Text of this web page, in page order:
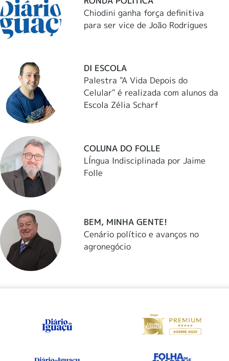
Chiodini ganha força definitiva
para ser vice de João Rodrigues
DI ESCOLA
Palestra "A Vida Depois do
Celular" é realizada com alunos da
Escola Zélia Scharf
COLUNA DO FOLLE
LÍngua Indisciplinada por Jaime
Folle
BEM, MINHA GENTE!
Cenário político e avanços no
agronegócio